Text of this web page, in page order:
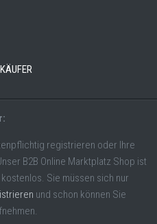
registrieren oder Ihre
B2B Online Marktplatz Shop ist
Sie müssen sich nur
und schon können Sie